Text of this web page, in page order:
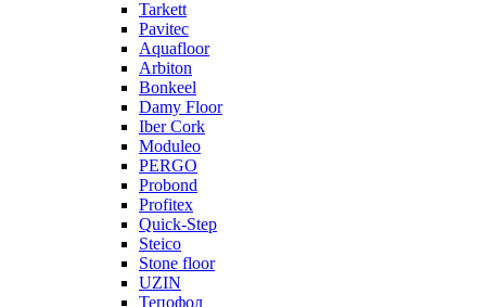
Tarkett
Pavitec
Aquafloor
Arbiton
Bonkeel
Damy Floor
Iber Cork
Moduleo
PERGO
Probond
Profitex
Quick-Step
Steico
Stone floor
UZIN
Тепофол